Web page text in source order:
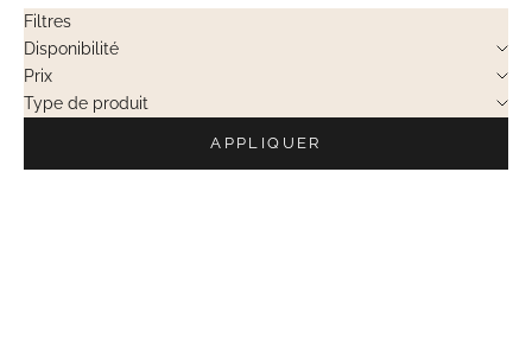
Filtres
Disponibilité
Prix
Type de produit
APPLIQUER